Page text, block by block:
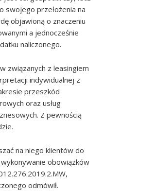
przełożenia na
objawioną o znaczeniu
a jednocześnie
naliczonego.
związanych z leasingiem
indywidualnej z
przeszkód
oraz usług
Z pewnością
na niego klientów do
obowiązków
odmówił.